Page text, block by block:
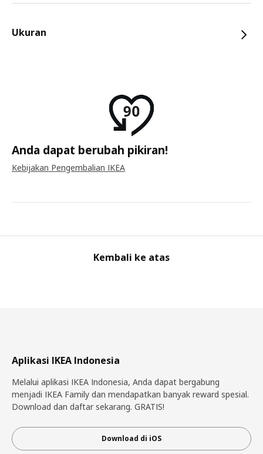
Ukuran
Anda dapat berubah pikiran!
Kebijakan Pengembalian IKEA
Kembali ke atas
Aplikasi IKEA Indonesia
Melalui aplikasi IKEA Indonesia, Anda dapat bergabung
menjadi IKEA Family dan mendapatkan banyak reward spesial.
Download dan daftar sekarang. GRATIS!
Download di iOS